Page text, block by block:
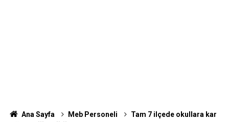
Ana Sayfa Meb Personeli
Tam 7 ilçede okullara kar